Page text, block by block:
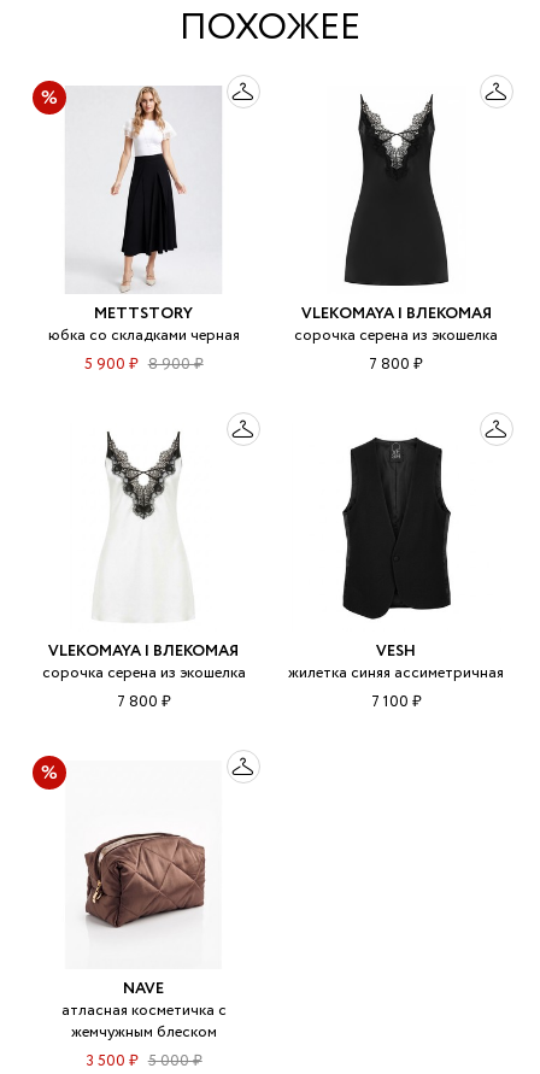
ПОХОЖЕЕ
METTSTORY
юбка со складками черная
5 900 ₽ 8 900 ₽
VLEKOMAYA | ВЛЕКОМАЯ
сорочка серена из экошелка
7 800 ₽
VLEKOMAYA | ВЛЕКОМАЯ
сорочка серена из экошелка
7 800 ₽
VESH
жилетка синяя ассиметричная
7 100 ₽
NAVE
атласная косметичка с
жемчужным блеском
3 500 ₽ 5 000 ₽